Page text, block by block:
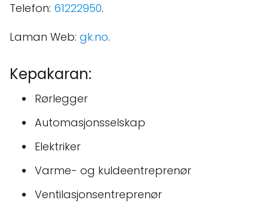
Telefon: 61222950.
Laman Web: gk.no.
Kepakaran:
Rørlegger
Automasjonsselskap
Elektriker
Varme- og kuldeentreprenør
Ventilasjonsentreprenør